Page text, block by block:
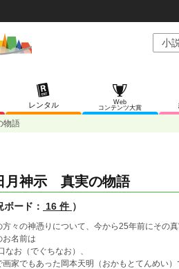
レンタル
Web
コンテンツ大賞
物語
月神示 真実の物語
ボード： 16 件 ）
々の神憑りについて、今から25年前にその真
お名前は
なお（でぐちなお）、
家でもあった岡本天明（おかもとてんめい）